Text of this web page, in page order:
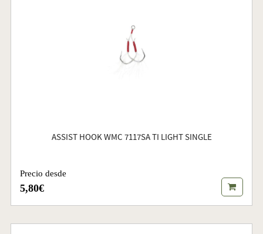
ASSIST HOOK WMC 7117SA TI LIGHT SINGLE
Precio desde
5,80€